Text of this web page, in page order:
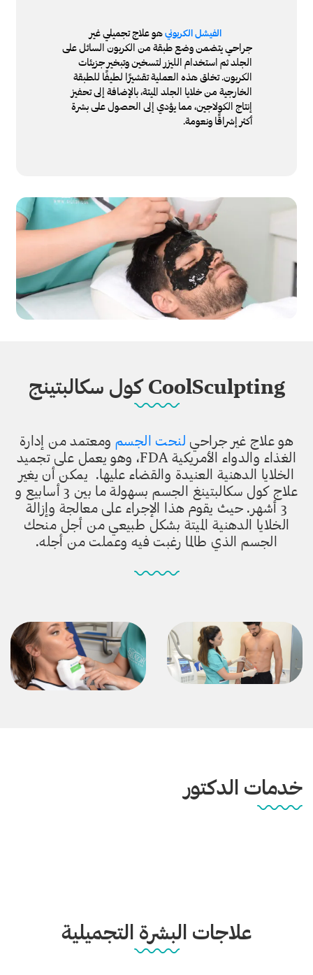
الفيشل الكربونيهو علاج تجميلي غير
جراحي يتضمن وضع طبقة من الكربون السائل على
الجلد ثم استخدام الليزر لتسخين وتبخير جزيئات
الكربون. تخلق هذه العملية تقشيرًا لطيفًا للطبقة
الخارجية من خلايا الجلد الميتة، بالإضافة إلى تحفيز
إنتاج الكولاجين، مما يؤدي إلى الحصول على بشرة
أكثر إشراقًا ونعومة.
CoolSculpting كول سكالبتينج
هو علاج غير جراحي لنحت الجسمومعتمد من إدارة
الغذاء والدواء الأمريكية FDA، وهو يعمل على تجميد
الخلايا الدهنية العنيدة والقضاء عليها. يمكن أن يغير
علاج كول سكالبتينغ الجسم بسهولة ما بين 3 أسابيع و
3 أشهر. حيث يقوم هذا الإجراء على معالجة وإزالة
الخلايا الدهنية الميتة بشكل طبيعي من أجل منحك
الجسم الذي طالما رغبت فيه وعملت من أجله.
خدمات الدكتور
علاجات البشرة التجميلية